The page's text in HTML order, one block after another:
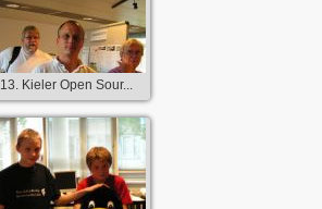
13. Kieler Open Sour...